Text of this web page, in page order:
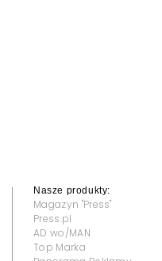
Nasze produkty:
Magazyn "Press"
Press.pl
AD wo/MAN
Top Marka